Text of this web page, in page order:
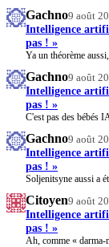
Gachno9 août
Intelligence
pas ! »
Ya un théorème
Gachno9 août
Intelligence
pas ! »
C'est pas des bébés
Gachno9 août
Intelligence
pas ! »
Soljenitsyne aussi a
Citoyen9 août
Intelligence
pas ! »
Ah, comme « darma-